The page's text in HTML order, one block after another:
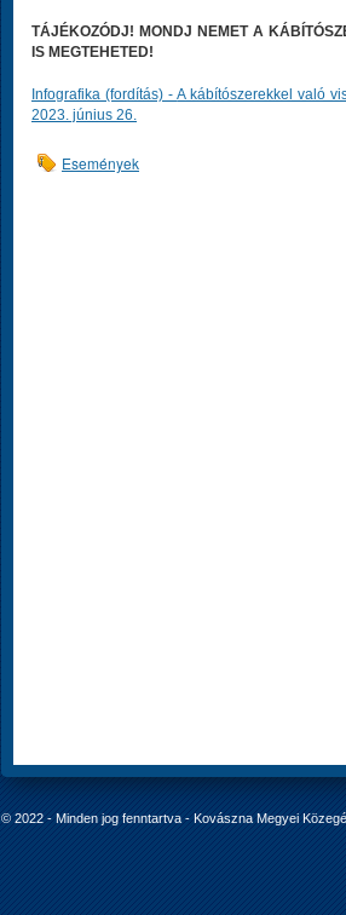
TÁJÉKOZÓDJ! MONDJ NEMET A
IS MEGTEHETED!
Infografika (fordítás) -A kábítószerekkel való
2023. június 26.
Események
© 2022 - Minden jog fenntartva - Kovászna Megyei